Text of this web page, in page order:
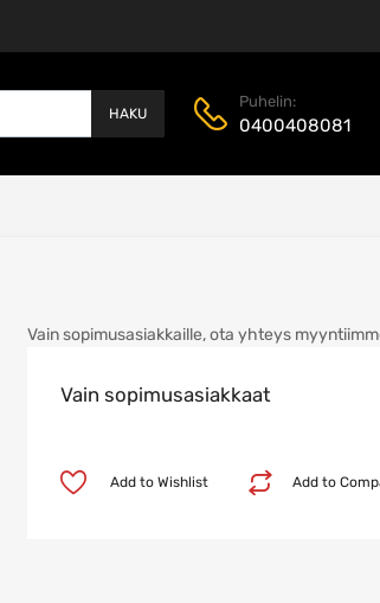
HAKU
Puhelin:
0400408081
Vain sopimusasiakkaille, ota yhteys
Vain sopimusasiakkaat
Add to
Add to Wishlist